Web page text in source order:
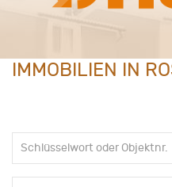
IMMOBILIEN IN